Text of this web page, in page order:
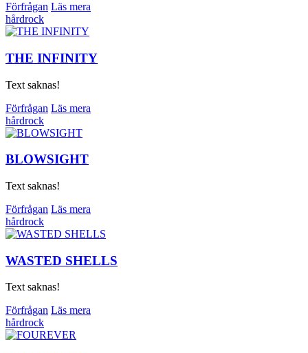
Förfrågan Läs mera
hårdrock
THE INFINITY
Text saknas!
Förfrågan Läs mera
hårdrock
BLOWSIGHT
Text saknas!
Förfrågan Läs mera
hårdrock
WASTED SHELLS
Text saknas!
Förfrågan Läs mera
hårdrock